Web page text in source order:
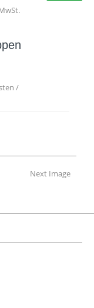
/
Next Image